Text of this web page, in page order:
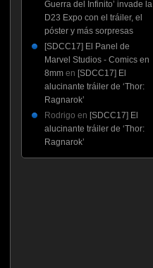
Guerra del Infinito’ invade la
D23 Expo con el tráiler, el
póster y más sorpresas
[SDCC17] El Panel de
Marvel Studios - Comics en
8mmen [SDCC17] El
alucinante tráiler de ‘Thor:
Ragnarok’
Rodrigo en [SDCC17] El
alucinante tráiler de ‘Thor:
Ragnarok’